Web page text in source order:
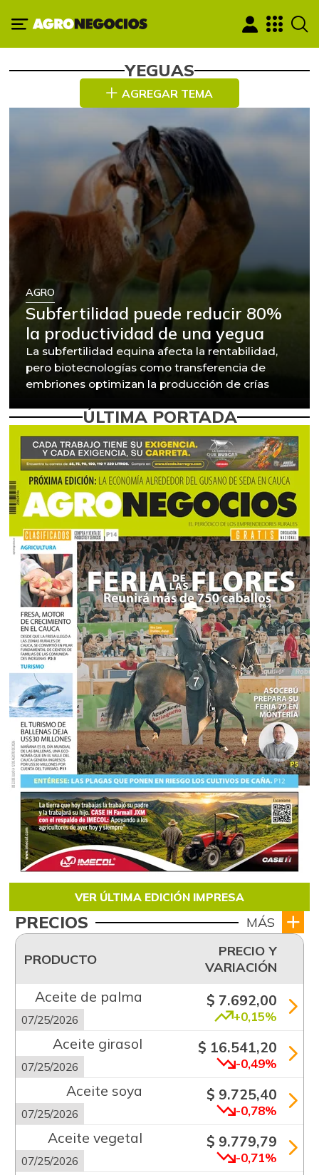
YEGUAS
AGREGAR TEMA
AGRO
Subfertilidad puede reducir 80%
la productividad de una yegua
La subfertilidad equina afecta la rentabilidad,
pero biotecnologías como transferencia de
embriones optimizan la producción de crías
ÚLTIMA PORTADA
VER ÚLTIMA EDICIÓN IMPRESA
PRECIOS MÁS
PRODUCTO
PRECIO Y
VARIACIÓN
Aceite de palma
07/25/2026
$ 7.692,00
+0,15%
Aceite girasol
07/25/2026
$ 16.541,20
-0,49%
Aceite soya
07/25/2026
$ 9.725,40
-0,78%
Aceite vegetal
07/25/2026
$ 9.779,79
-0,71%